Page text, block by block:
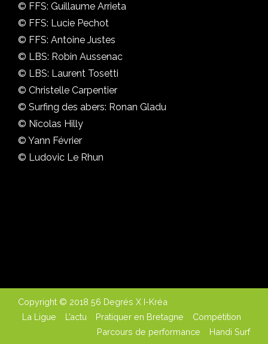
© FFS: Guillaume Arrieta
© FFS: Lucie Pechot
© FFS: Antoine Justes
© LBS: Robin Aussenac
© LBS: Laurent Tosetti
© Christelle Carpentier
© Surfing des abers: Ronan Gladu
© Nicolas Hilly
© Yann Février
© Ludovic Le Rhun
Copyright © 2018 56 Degrés X I-Kréa
La Ligue
L’actu Pratiquer en Bretagne
Compétition
Parcours de performance
Handi Surf